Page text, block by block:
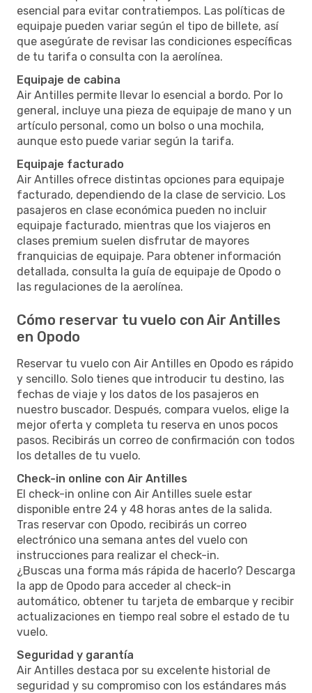
esencial para evitar contratiempos. Las políticas de
equipaje pueden variar según el tipo de billete, así
que asegúrate de revisar las condiciones específicas
de tu tarifa o consulta con la aerolínea.
Equipaje de cabina
Air Antilles permite llevar lo esencial a bordo. Por lo
general, incluye una pieza de equipaje de mano y un
artículo personal, como un bolso o una mochila,
aunque esto puede variar según la tarifa.
Equipaje facturado
Air Antilles ofrece distintas opciones para equipaje
facturado, dependiendo de la clase de servicio. Los
pasajeros en clase económica pueden no incluir
equipaje facturado, mientras que los viajeros en
clases premium suelen disfrutar de mayores
franquicias de equipaje. Para obtener información
detallada, consulta la guía de equipaje de Opodo o
las regulaciones de la aerolínea.
Cómo reservar tu vuelo con Air Antilles
en Opodo
Reservar tu vuelo con Air Antilles en Opodo es rápido
y sencillo. Solo tienes que introducir tu destino, las
fechas de viaje y los datos de los pasajeros en
nuestro buscador. Después, compara vuelos, elige la
mejor oferta y completa tu reserva en unos pocos
pasos. Recibirás un correo de confirmación con todos
los detalles de tu vuelo.
Check-in online con Air Antilles
El check-in online con Air Antilles suele estar
disponible entre 24 y 48 horas antes de la salida.
Tras reservar con Opodo, recibirás un correo
electrónico una semana antes del vuelo con
instrucciones para realizar el check-in.
¿Buscas una forma más rápida de hacerlo? Descarga
la app de Opodo para acceder al check-in
automático, obtener tu tarjeta de embarque y recibir
actualizaciones en tiempo real sobre el estado de tu
vuelo.
Seguridad y garantía
Air Antilles destaca por su excelente historial de
seguridad y su compromiso con los estándares más